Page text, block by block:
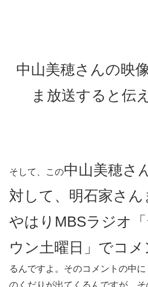
中山美穂さんの映
ま放送すると伝
そして、この中山美穂さ
対して、明石家さ
やはりMBSラジオ
ウン土曜日」でコメ
るんですよ。そのコメントの中に